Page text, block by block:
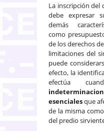
La inscripción del
debe expresar
demás
como
de los derechos
limitaciones del
puede
efecto, la
efectúa
esencialesque
de la misma
del predio